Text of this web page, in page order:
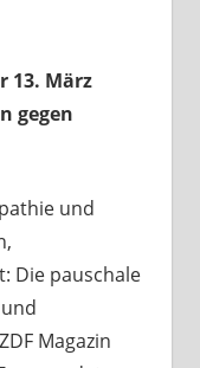
13. März
gegen
und
Die pauschale
Magazin